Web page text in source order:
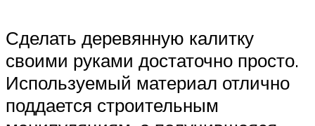
Сделать деревянную калитку
своими руками достаточно просто.
Используемый материал отлично
поддается строительным